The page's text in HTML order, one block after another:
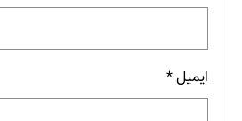
ایمیل*